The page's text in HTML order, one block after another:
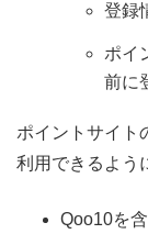
登録
ポイ
前に
ポイントサイト
利用できるよう
Qoo10を